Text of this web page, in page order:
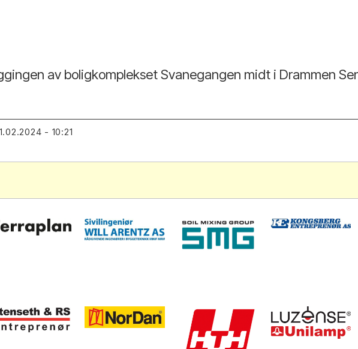
av boligkomplekset Svanegangen midt i Drammen
01.02.2024 - 10:21